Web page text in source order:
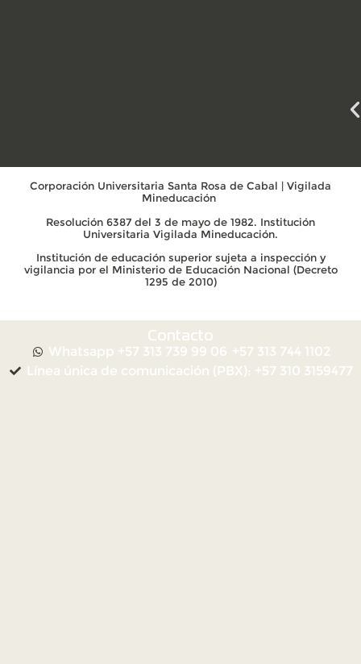
Corporación Universitaria Santa Rosa de Cabal | Vigilada
Mineducación
Resolución 6387 del 3 de mayo de 1982. Institución
Universitaria Vigilada Mineducación.
Institución de educación superior sujeta a inspección y
vigilancia por el Ministerio de Educación Nacional (Decreto
1295 de 2010)
Contacto
Whatsapp +57 313 739 99 06 +57 313 744 1102
Línea única de comunicación (PBX): +57 310 3159477